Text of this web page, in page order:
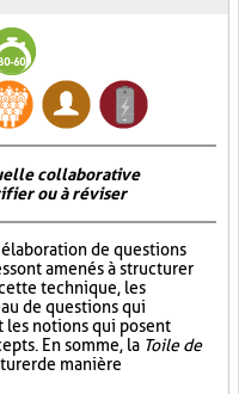
collaborative
ou à réviser
de questions
sont amenés à structurer
technique, les
de questions qui
notions qui posent
En somme, la Toile de
de manière